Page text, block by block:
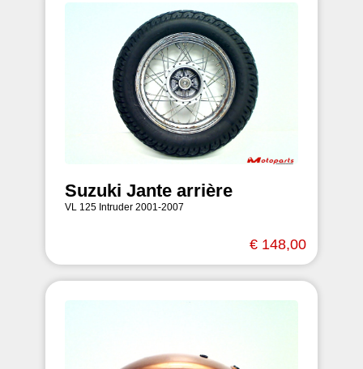
Suzuki Jante arrière
VL 125 Intruder 2001-2007
€ 148,00